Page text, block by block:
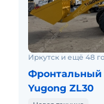
Иркутск и ещё 48
Фронтальный
Yugong ZL30